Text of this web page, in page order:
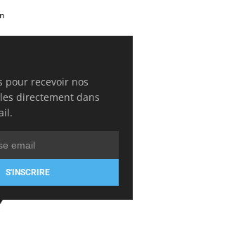
pour recevoir nos
directement dans
S'INSCRIRE